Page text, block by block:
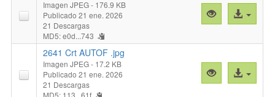
Ambos
2.jpg"
Imagen JPEG- 176.9 KB
Publicado 21 ene. 2026
21 Descargas
MD5: e0d...743
Vista
previa
Ambos.jpg"
Acceso
al
2641 Crt AUTOF .jpg
Imagen JPEG- 17.2 KB
Publicado 21 ene. 2026
21 Descargas
MD5: 113...61f
Vista
previa
Acceso
al